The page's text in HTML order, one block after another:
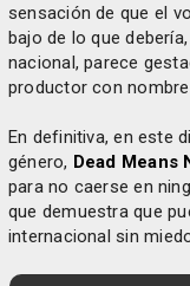
sensación de que el
bajo de lo que
nacional, parece
productor con
En definitiva, en este
género, Dead Means
para no caerse en
que demuestra que
internacional sin